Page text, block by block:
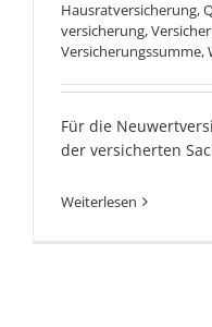
Hausratversicherung,
versicherung,
Versicherungssumme,
Für die
der versicherten
Weiterlesen